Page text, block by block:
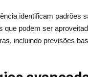
identificam padrões
que podem ser
incluindo previsões